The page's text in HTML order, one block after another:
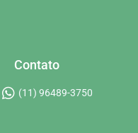
Contato
(11) 96489-3750